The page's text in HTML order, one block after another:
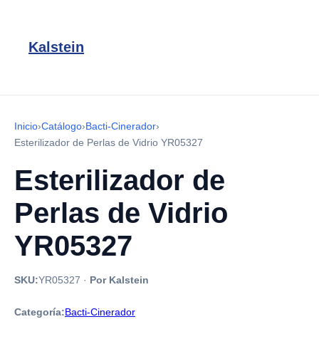
Kalstein
Inicio›Catálogo›Bacti-Cinerador›
Esterilizador de Perlas de Vidrio YR05327
Esterilizador de
Perlas de Vidrio
YR05327
SKU:YR05327 · Por Kalstein
Categoría:Bacti-Cinerador